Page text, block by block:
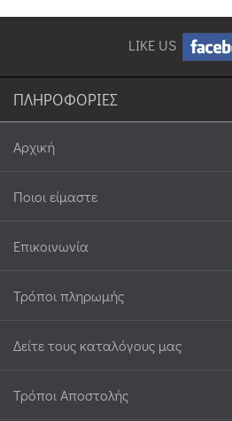
LIKE US
ΠΛΗΡΟΦΟΡΙΕΣ
Αρχική
Ποιοι είμαστε
Επικοινωνία
Τρόποι πληρωμής
Δείτε τους καταλόγους μας
Τρόποι Αποστολής